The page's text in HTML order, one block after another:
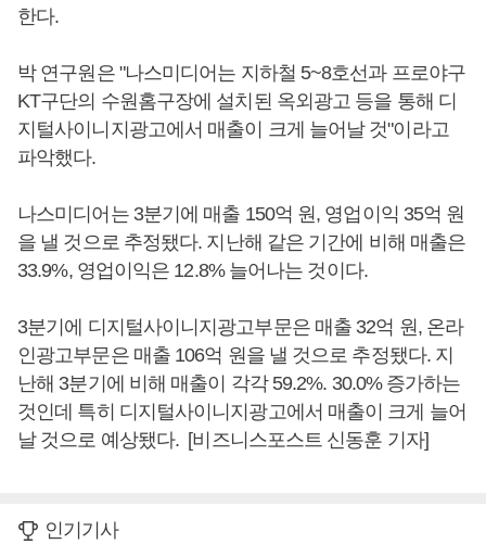
한다.
박 연구원은 "나스미디어는 지하철 5~8호선과 프로야구
KT구단의 수원홈구장에 설치된 옥외광고 등을 통해 디
지털사이니지광고에서 매출이 크게 늘어날 것"이라고
파악했다.
나스미디어는 3분기에 매출 150억 원, 영업이익 35억 원
을 낼 것으로 추정됐다. 지난해 같은 기간에 비해 매출은
33.9%, 영업이익은 12.8% 늘어나는 것이다.
3분기에 디지털사이니지광고부문은 매출 32억 원, 온라
인광고부문은 매출 106억 원을 낼 것으로 추정됐다. 지
난해 3분기에 비해 매출이 각각 59.2%. 30.0% 증가하는
것인데 특히 디지털사이니지광고에서 매출이 크게 늘어
날 것으로 예상됐다. [비즈니스포스트 신동훈 기자]
인기기사